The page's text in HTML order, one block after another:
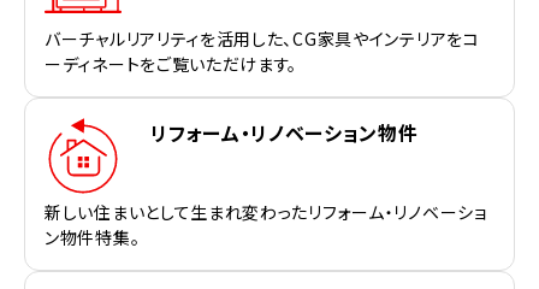
バーチャルリアリティを活用した、CG家具やインテリアをコ
ーディネートをご覧いただけます。
リフォーム・リノベーション物件
新しい住まいとして生まれ変わったリフォーム・リノベーショ
ン物件特集。